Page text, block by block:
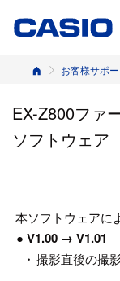
ホームお客様サポー
EX-Z800ファ
ソフトウェ
本ソフトウェアに
● V1.00 → V1.01
・ 撮影直後の撮